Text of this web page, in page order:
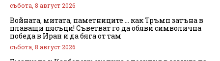
събота, 8 август 2026
Войната, митата, паметниците … как Тръмп затъна в
плаващи пясъци! Съветват го да обяви символична
победа в Иран и да бяга от там
събота, 8 август 2026